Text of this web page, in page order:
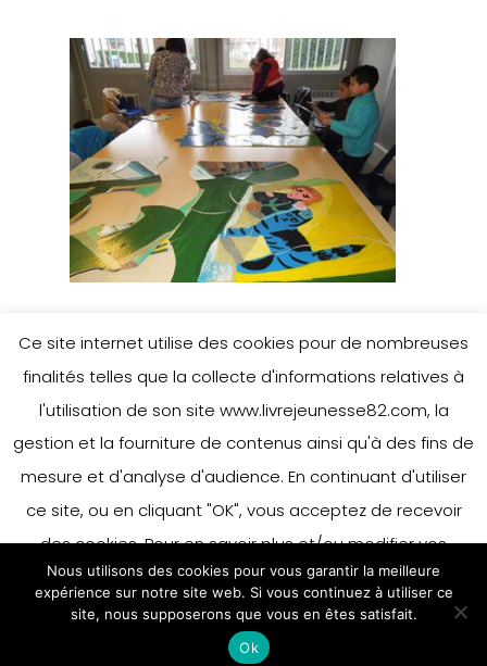
Leave a Reply
You must belogged in to post a
comment.
Ce site internet utilise des cookies pour de nombreuses
finalités telles que la collecte d'informations relatives à
l'utilisation de son site www.livrejeunesse82.com, la
gestion et la fourniture de contenus ainsi qu'à des fins de
mesure et d'analyse d'audience. En continuant d'utiliser
ce site, ou en cliquant "OK", vous acceptez de recevoir
des cookies. Pour en savoir plus et/ou modifier vos
préférences en matière de cookies, merci de vous référer
à notre politique sur les cookies.
Accepter
En savoir plus
Nous utilisons des cookies pour vous garantir la meilleure
expérience sur notre site web. Si vous continuez à utiliser ce
site, nous supposerons que vous en êtes satisfait.
Ok